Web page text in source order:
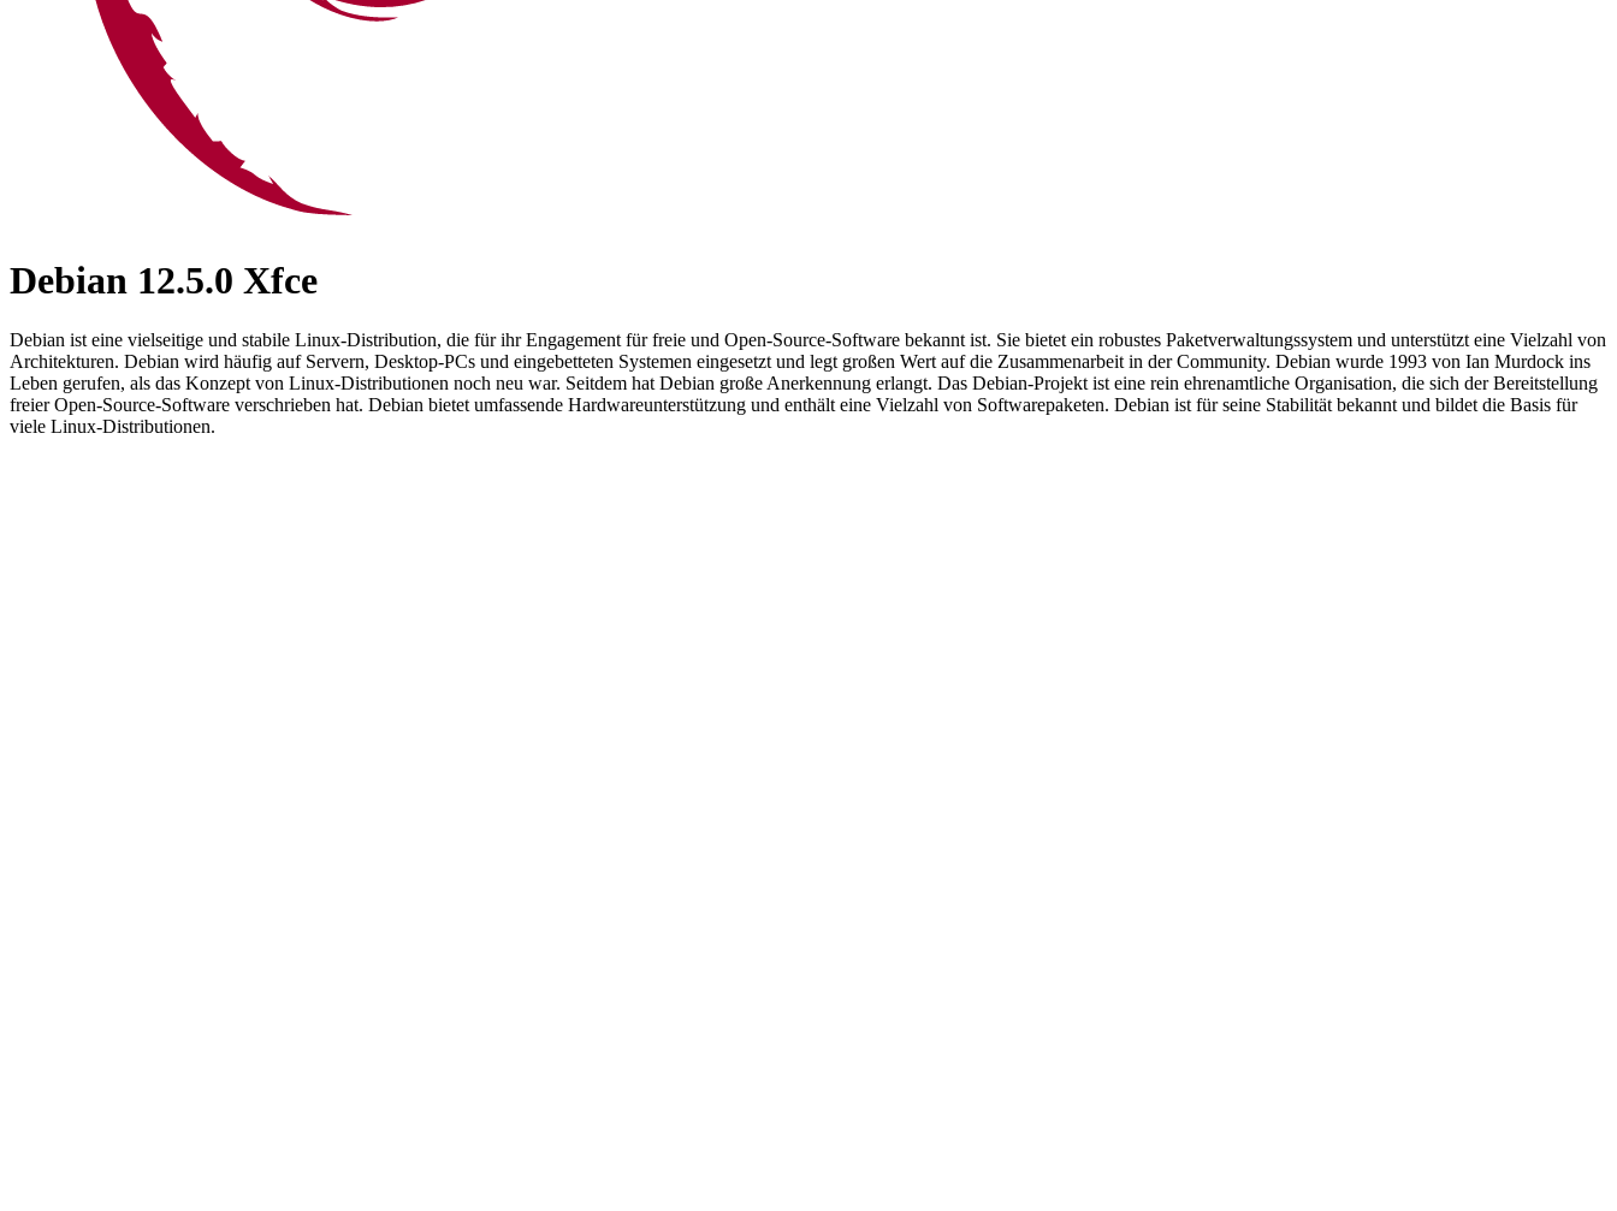
Debian 12.5.0 Xfce
Debian ist eine vielseitige und stabile Linux-Distribution, die für ihr Engagement für freie und Open-Source-Software bekannt ist. Sie bietet ein robustes Paketverwaltungssystem und unterstützt eine Vielzahl von
Architekturen. Debian wird häufig auf Servern, Desktop-PCs und eingebetteten Systemen eingesetzt und legt großen Wert auf die Zusammenarbeit in der Community. Debian wurde 1993 von Ian Murdock ins
Leben gerufen, als das Konzept von Linux-Distributionen noch neu war. Seitdem hat Debian große Anerkennung erlangt. Das Debian-Projekt ist eine rein ehrenamtliche Organisation, die sich der Bereitstellung
freier Open-Source-Software verschrieben hat. Debian bietet umfassende Hardwareunterstützung und enthält eine Vielzahl von Softwarepaketen. Debian ist für seine Stabilität bekannt und bildet die Basis für
viele Linux-Distributionen.